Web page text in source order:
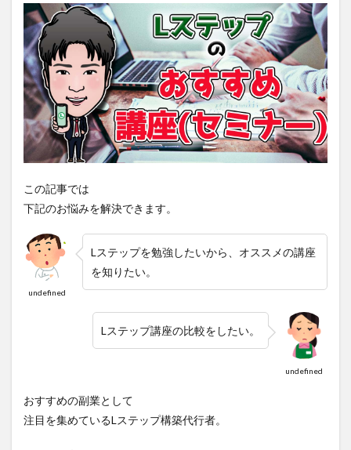
この記事では
下記のお悩みを解決できます。
undefined
Lステップを勉強したいから、オススメの講座
を知りたい。
undefined
Lステップ講座の比較をしたい。
おすすめの副業として
注目を集めているLステップ構築代行者。